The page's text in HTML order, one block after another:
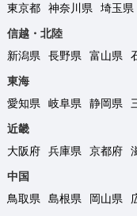
東京都
神奈川県 埼玉県
信越・北陸
新潟県
長野県 富山県
東海
愛知県
岐阜県 静岡県
近畿
大阪府
兵庫県 京都府
中国
鳥取県
島根県 岡山県